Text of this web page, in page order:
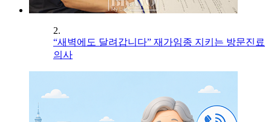
2.
“새벽에도 달려갑니다” 재가임종 지키는 방문진료
의사